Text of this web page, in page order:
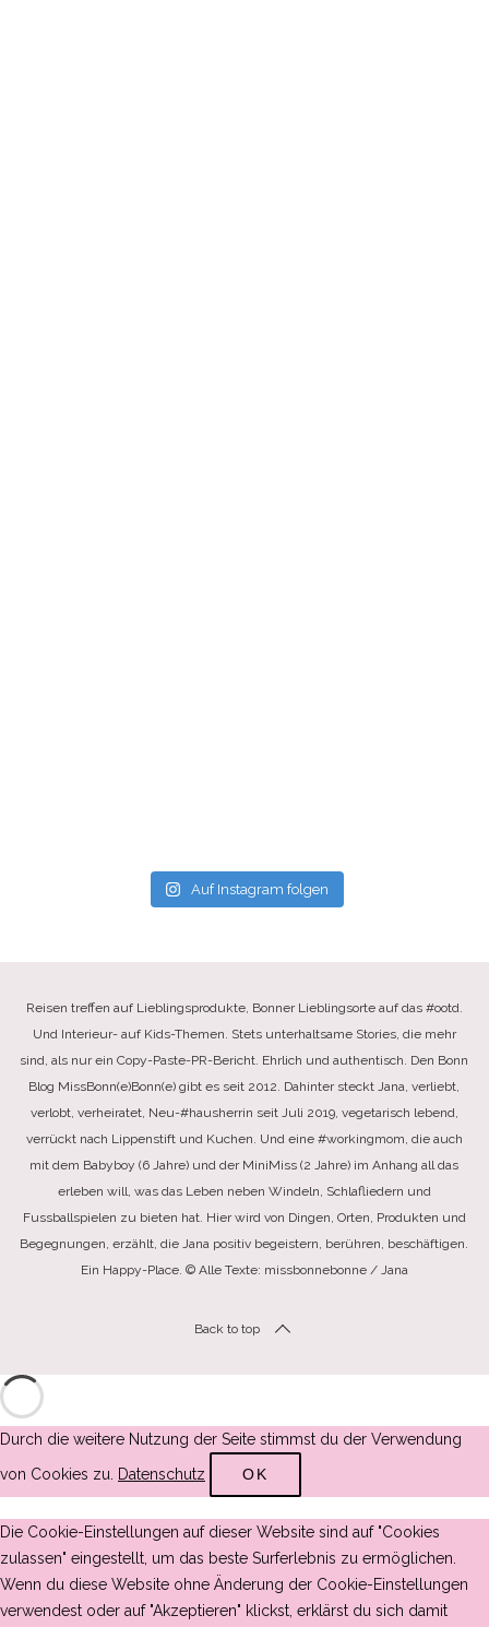
Auf Instagram folgen
Reisen treffen auf Lieblingsprodukte, Bonner Lieblingsorte auf das #ootd.
Und Interieur- auf Kids-Themen. Stets unterhaltsame Stories, die mehr
sind, als nur ein Copy-Paste-PR-Bericht. Ehrlich und authentisch. Den Bonn
Blog MissBonn(e)Bonn(e) gibt es seit 2012. Dahinter steckt Jana, verliebt,
verlobt, verheiratet, Neu-#hausherrin seit Juli 2019, vegetarisch lebend,
verrückt nach Lippenstift und Kuchen. Und eine #workingmom, die auch
mit dem Babyboy (6 Jahre) und der MiniMiss (2 Jahre) im Anhang all das
erleben will, was das Leben neben Windeln, Schlafliedern und
Fussballspielen zu bieten hat. Hier wird von Dingen, Orten, Produkten und
Begegnungen, erzählt, die Jana positiv begeistern, berühren, beschäftigen.
Ein Happy-Place. © Alle Texte: missbonnebonne / Jana
Back to top
Durch die weitere Nutzung der Seite stimmst du der Verwendung
von Cookies zu. Datenschutz OK
Die Cookie-Einstellungen auf dieser Website sind auf "Cookies
zulassen" eingestellt, um das beste Surferlebnis zu ermöglichen.
Wenn du diese Website ohne Änderung der Cookie-Einstellungen
verwendest oder auf "Akzeptieren" klickst, erklärst du sich damit